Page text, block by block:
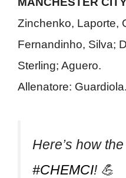
Zinchenko, Laporte,
Fernandinho, Silva;
Sterling; Aguero.
Allenatore: Guardiola.
Here’s how
#CHEMCI! 💪